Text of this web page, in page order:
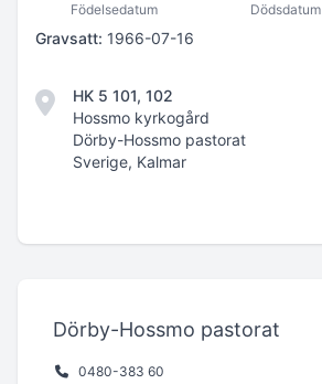
Födelsedatum Dödsdatum
Gravsatt: 1966-07-16
HK 5 101, 102
Hossmo kyrkogård
Dörby-Hossmo pastorat
Sverige, Kalmar
Dörby-Hossmo pastorat
0480-383 60